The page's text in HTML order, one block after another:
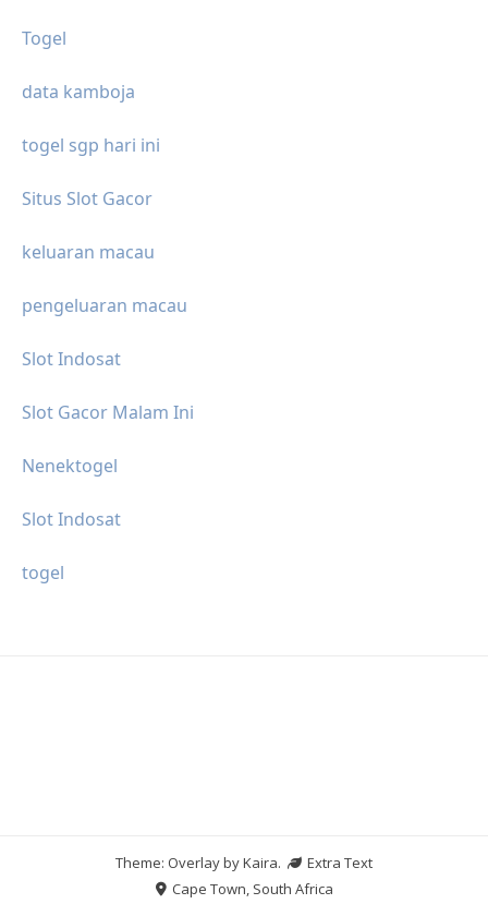
Togel
data kamboja
togel sgp hari ini
Situs Slot Gacor
keluaran macau
pengeluaran macau
Slot Indosat
Slot Gacor Malam Ini
Nenektogel
Slot Indosat
togel
Theme: Overlay byKaira.
Extra Text
Cape Town, South Africa